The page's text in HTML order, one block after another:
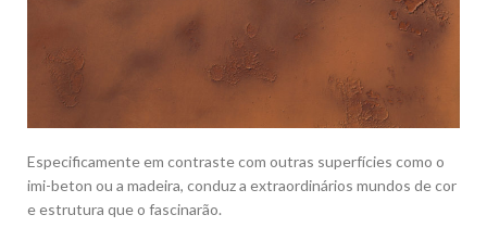
Especificamente em contraste com outras superfícies como o
imi-beton ou a madeira, conduz a extraordinários mundos de cor
e estrutura que o fascinarão.